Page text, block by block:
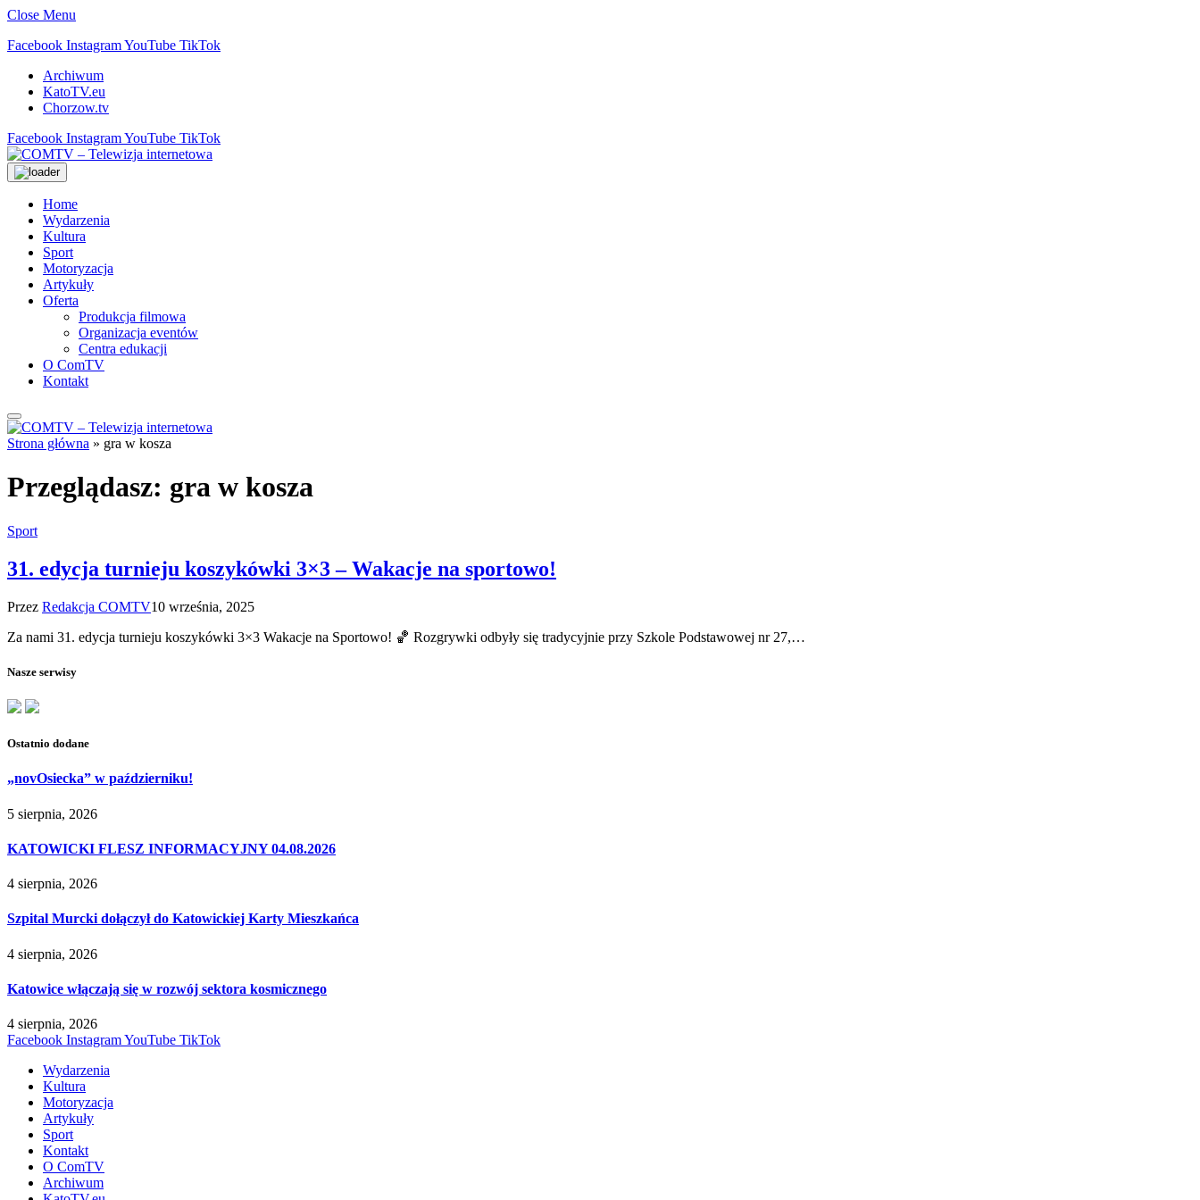
Close Menu
Facebook InstagramYouTube TikTok
Archiwum
KatoTV.eu
Chorzow.tv
Facebook InstagramYouTube TikTok
Home
Wydarzenia
Kultura
Sport
Motoryzacja
Artykuły
Oferta
Produkcja filmowa
Organizacja eventów
Centra edukacji
O ComTV
Kontakt
Strona główna » gra w kosza
Przeglądasz: gra w kosza
Sport
31. edycja turnieju koszykówki 3×3 – Wakacje na sportowo!
Przez Redakcja COMTV10 września, 2025
Za nami 31. edycja turnieju koszykówki 3×3 Wakacje na Sportowo! 🏀 Rozgrywki odbyły się tradycyjnie przy Szkole Podstawowej nr 27,…
Nasze serwisy
Ostatnio dodane
„novOsiecka” w październiku!
5 sierpnia, 2026
KATOWICKI FLESZ INFORMACYJNY 04.08.2026
4 sierpnia, 2026
Szpital Murcki dołączył do Katowickiej Karty Mieszkańca
4 sierpnia, 2026
Katowice włączają się w rozwój sektora kosmicznego
4 sierpnia, 2026
Facebook InstagramYouTube TikTok
Wydarzenia
Kultura
Motoryzacja
Artykuły
Sport
Kontakt
O ComTV
Archiwum